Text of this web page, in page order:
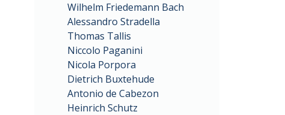
Wilhelm Friedemann Bach
Alessandro Stradella
Thomas Tallis
Niccolo Paganini
Nicola Porpora
Dietrich Buxtehude
Antonio de Cabezon
Heinrich Schutz